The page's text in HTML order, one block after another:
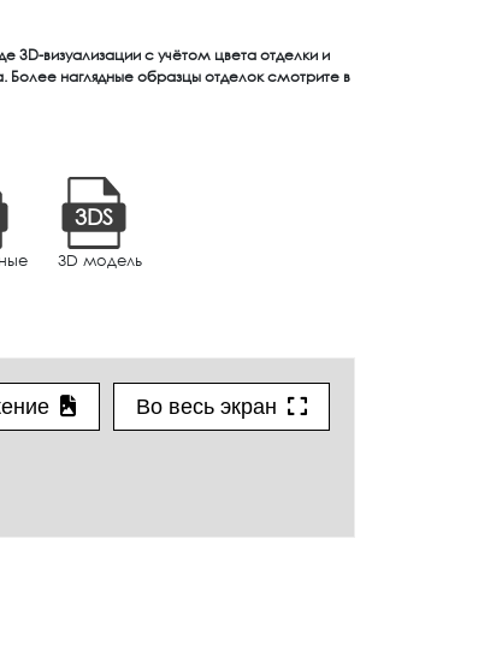
3D-визуализации с учётом цвета отделки и
наглядные образцы отделок смотрите в
3DS
3D модель